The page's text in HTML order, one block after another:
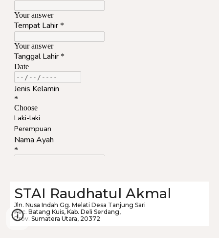
STAI Raudhatul Akmal
Jln. Nusa Indah Gg. Melati Desa Tanjung Sari
Kec. Batang Kuis, Kab. Deli Serdang,
Prov. Sumatera Utara, 20372